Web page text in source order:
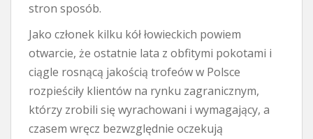
stron sposób.
Jako członek kilku kół łowieckich powiem
otwarcie, że ostatnie lata z obfitymi pokotami i
ciągle rosnącą jakością trofeów w Polsce
rozpieściły klientów na rynku zagranicznym,
którzy zrobili się wyrachowani i wymagający, a
czasem wręcz bezwzględnie oczekują